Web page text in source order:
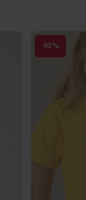
-10%